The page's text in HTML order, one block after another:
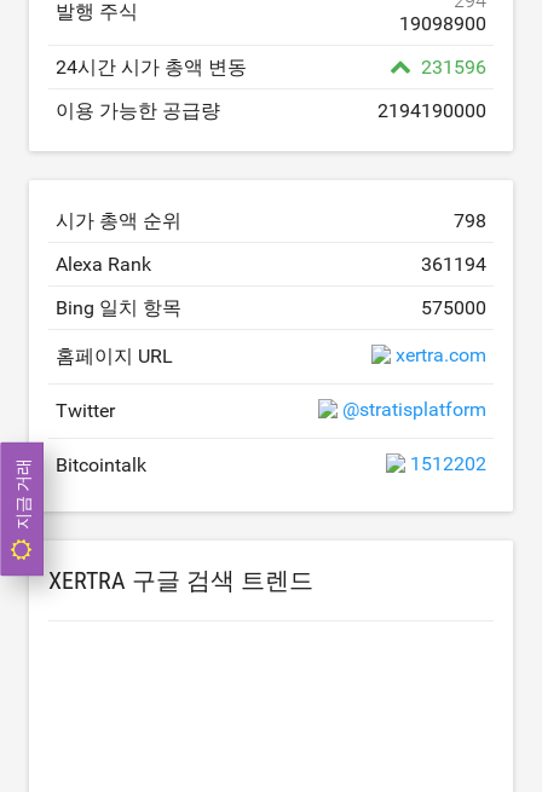
발행 주식
19098900
24시간 시가 총액 변동
231596
이용 가능한 공급량
2194190000
시가 총액 순위
798
Alexa Rank
361194
Bing 일치 항목
575000
홈페이지 URL xertra.com
Twitter @stratisplatform
Bitcointalk 1512202
XERTRA 구글 검색 트렌드
지금 거래